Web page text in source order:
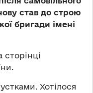
став до строю
бригади імені
сторінці
Хотілося